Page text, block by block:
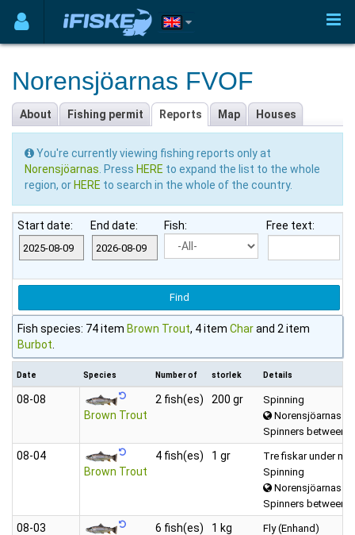
Norensjöarnas FVOF
About Fishing permit Reports Map Houses
You're currently viewing fishing reports only at
Norensjöarnas . Press HERE to expand the list to the whole
region, or HERE to search in the whole of the country.
Start date: End date: Fish: Free text:
Fish species: 74 item Brown Trout, 4 item Charand 2 item
Burbot
Date Species Number of storlek Details
08‑08
Brown Trout
2 fish(es) 200 gr
Spinning
Norensjöarnas
Spinners between
08‑04
Brown Trout
4 fish(es) 1 gr
Tre fiskar under
Spinning
Norensjöarnas
Spinners between
08‑03
6 fish(es) 1 kg
Fly (Enhand)